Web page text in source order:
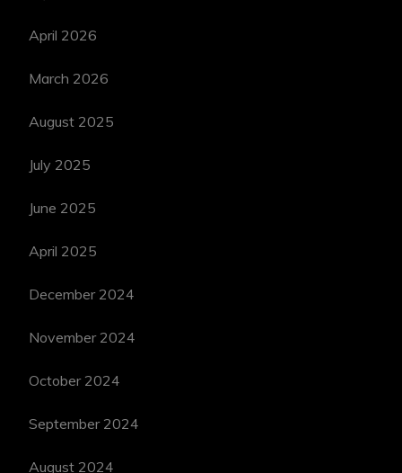
April 2026
March 2026
August 2025
July 2025
June 2025
April 2025
December 2024
November 2024
October 2024
September 2024
August 2024